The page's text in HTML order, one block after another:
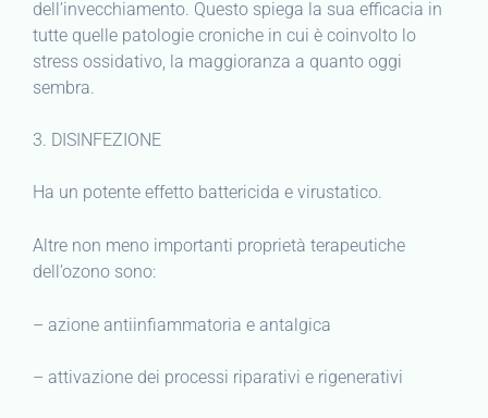
dell’invecchiamento. Questo spiega la sua efficacia in
tutte quelle patologie croniche in cui è coinvolto lo
stress ossidativo, la maggioranza a quanto oggi
sembra.
3. DISINFEZIONE
Ha un potente effetto battericida e virustatico.
Altre non meno importanti proprietà terapeutiche
dell’ozono sono:
– azione antiinfiammatoria e antalgica
– attivazione dei processi riparativi e rigenerativi